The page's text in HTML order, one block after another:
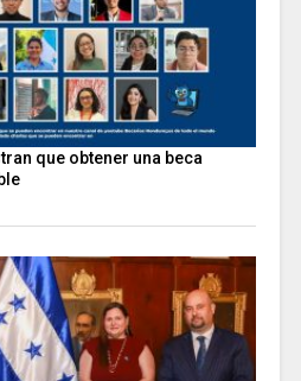
que obtener una beca